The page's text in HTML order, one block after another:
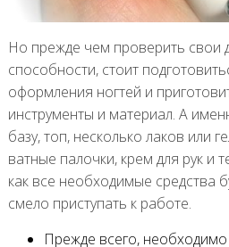
Но прежде чем проверить свои
способности, стоит
оформления ногтей и
инструменты и материал. А
базу, топ, несколько лаков или
ватные палочки, крем для рук и
как все необходимые средства
смело приступать к работе.
Прежде всего,